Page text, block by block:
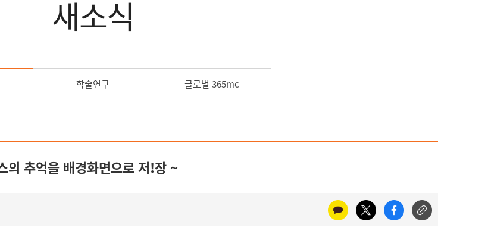
새소식
학술연구 글로벌 365mc
의 추억을 배경화면으로 저!장 ~